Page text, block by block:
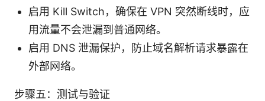
启用 Kill Switch，确保在 VPN 突然断线时，应
用流量不会泄漏到普通网络。
启用 DNS 泄漏保护，防止域名解析请求暴露在
外部网络。
步骤五：测试与验证